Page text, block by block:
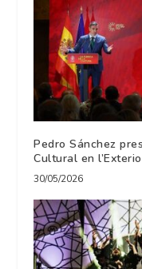
Pedro Sánchez
Cultural en
30/05/2026